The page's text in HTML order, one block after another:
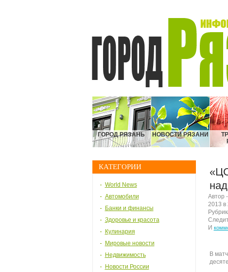
ГОРОД РЯЗАНЬ НОВОСТИ РЯЗАНИ
КАТЕГОРИИ
World News
Автомобили
Банки и финансы
Здоровье и красота
Кулинария
Мировые новости
Недвижимость
Новости России
Автор -
2013 в
И
В